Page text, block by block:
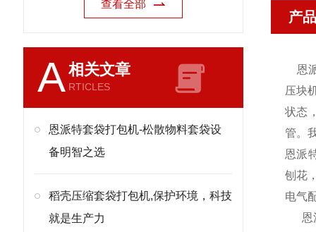
查看全部
A相关文章
RTICLES
恩派特套袋打包机-松散物料套袋设
备明智之选
稻壳压缩套袋打包机,保护环境，科技
就是生产力
产
恩
压块
状态
管。
恩派
刨花
电气
恩